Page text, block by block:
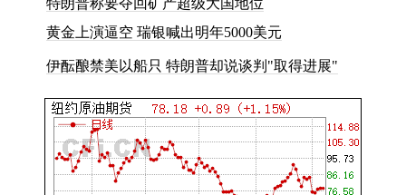
特朗普称要夺回矿产超级大国地位
黄金 上演逼空 瑞银喊出明年5000美元
伊酝酿禁美以船只 特朗普却说谈判"取得进展"